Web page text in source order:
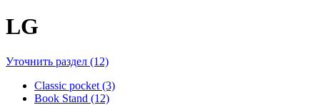
LG
Уточнить раздел (12)
Classic pocket (3)
Book Stand (12)